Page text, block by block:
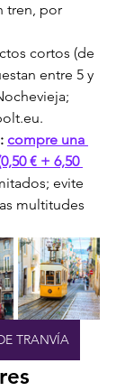
tren, por
cortos (de
entre 5 y
compre una
€ + 6,50
evite
multitudes
TRANVÍA